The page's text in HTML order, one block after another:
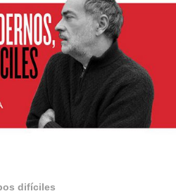
difíciles